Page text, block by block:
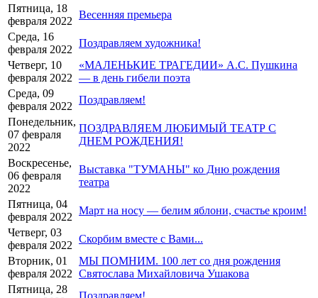
Пятница, 18
февраля 2022
Весенняя премьера
Среда, 16
февраля 2022
Поздравляем художника!
Четверг, 10
февраля 2022
«МАЛЕНЬКИЕ ТРАГЕДИИ» А.С. Пушкина
— в день гибели поэта
Среда, 09
февраля 2022
Поздравляем!
Понедельник,
07 февраля
2022
ПОЗДРАВЛЯЕМ ЛЮБИМЫЙ ТЕАТР С
ДНЕМ РОЖДЕНИЯ!
Воскресенье,
06 февраля
2022
Выставка "ТУМАНЫ" ко Дню рождения
театра
Пятница, 04
февраля 2022
Март на носу — белим яблони, счастье кроим!
Четверг, 03
февраля 2022
Скорбим вместе с Вами...
Вторник, 01
февраля 2022
МЫ ПОМНИМ. 100 лет со дня рождения
Святослава Михайловича Ушакова
Пятница, 28